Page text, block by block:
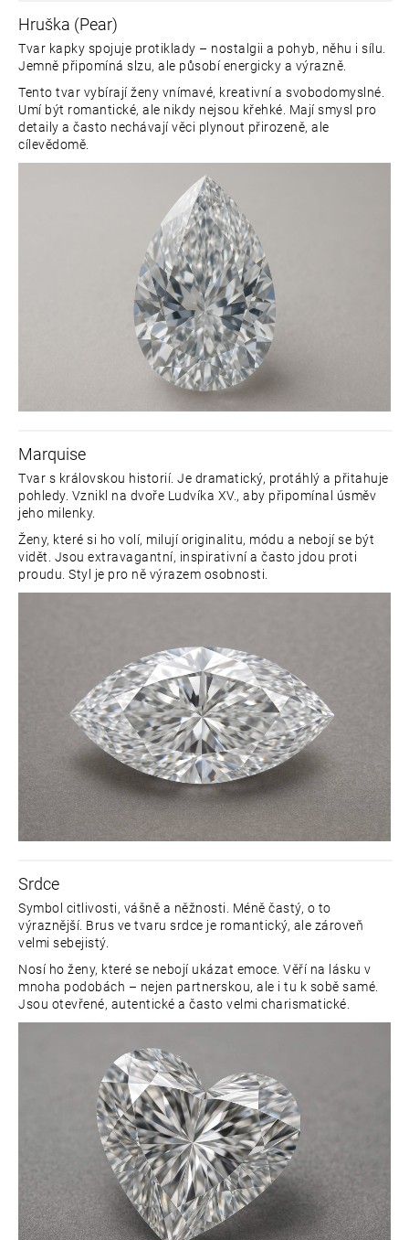
Hruška (Pear)
Tvar kapky spojuje protiklady – nostalgii a pohyb, něhu i sílu.
Jemně připomíná slzu, ale působí energicky a výrazně.
Tento tvar vybírají ženy vnímavé, kreativní a svobodomyslné.
Umí být romantické, ale nikdy nejsou křehké. Mají smysl pro
detaily a často nechávají věci plynout přirozeně, ale
cílevědomě.
Marquise
Tvar s královskou historií. Je dramatický, protáhlý a přitahuje
pohledy. Vznikl na dvoře Ludvíka XV., aby připomínal úsměv
jeho milenky.
Ženy, které si ho volí, milují originalitu, módu a nebojí se být
vidět. Jsou extravagantní, inspirativní a často jdou proti
proudu. Styl je pro ně výrazem osobnosti.
Srdce
Symbol citlivosti, vášně a něžnosti. Méně častý, o to
výraznější. Brus ve tvaru srdce je romantický, ale zároveň
velmi sebejistý.
Nosí ho ženy, které se nebojí ukázat emoce. Věří na lásku v
mnoha podobách – nejen partnerskou, ale i tu k sobě samé.
Jsou otevřené, autentické a často velmi charismatické.